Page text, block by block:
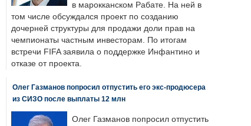
в марокканском Рабате. На ней в
том числе обсуждался проект по созданию
дочерней структуры для продажи доли прав на
чемпионаты частным инвесторам. По итогам
встречи FIFA заявила о поддержке Инфантино и
отказе от проекта.
Олег Газманов попросил отпустить его экс-продюсера
из СИЗО после выплаты 12 млн
Олег Газманов попросил отпустить